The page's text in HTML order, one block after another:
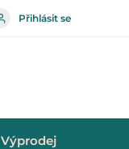
Přihlásit se
Výprodej